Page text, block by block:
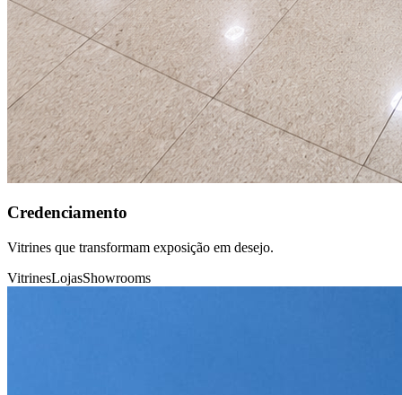
Credenciamento
Vitrines que transformam exposição em desejo.
VitrinesLojasShowrooms